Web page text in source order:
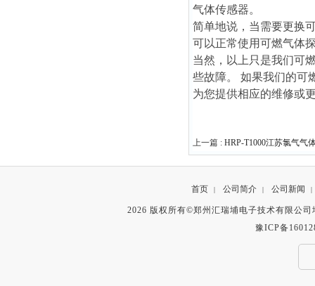
气体传感器。
简单地说，当需要更换
可以正常使用可燃气体
当然，以上只是我们可
些故障。 如果我们的可
为您提供相应的维修或
上一篇 : HRP-T1000江苏氯气气
首页 | 公司简介 | 公司新闻 |
2026 版权所有©郑州汇瑞埔电子技术有限公
豫ICP备